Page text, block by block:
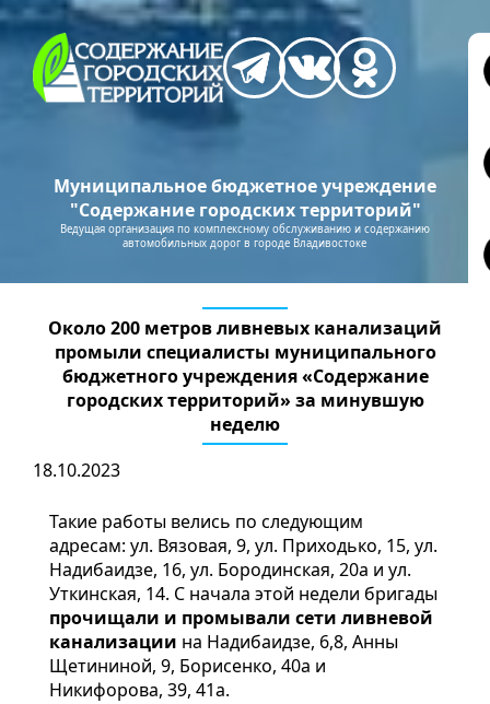
Муниципальное бюджетное учреждение
"Содержание городских территорий"
Ведущая организация по комплексному обслуживанию и содержанию
автомобильных дорог в городе Владивостоке
Около 200 метров ливневых канализаций
промыли специалисты муниципального
бюджетного учреждения «Содержание
городских территорий» за минувшую
неделю
18.10.2023
Такие работы велись по следующим
адресам: ул. Вязовая, 9, ул. Приходько, 15, ул.
Надибаидзе, 16, ул. Бородинская, 20а и ул.
Уткинская, 14. С начала этой недели бригады
прочищали и промывали сети ливневой
канализации на Надибаидзе, 6,8, Анны
Щетининой, 9, Борисенко, 40а и
Никифорова, 39, 41а.